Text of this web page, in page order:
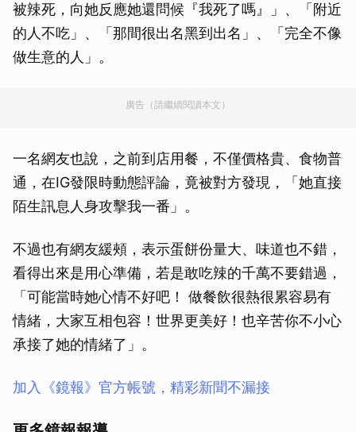
被辣死，向她反應她還問候『我死了嗎』」、「附近
的人不吃」、「那間很出名黑到出名」、「完全不像
做生意的人」。
廣告（請繼續閱讀本文）
一名網友也說，之前到店用餐，不僅價格貴、食物普
通，在IG發限時動態評論，竟被對方發現，「她直接
陌生訊息人身攻擊我一番」。
不過也有網友緩頰，表示蛋餅份量大、味道也不錯，
看得出來是用心準備，若是敢吃辣的千萬不要錯過，
「可能當時她心情不好吧！ 做餐飲很熱很累容易有
情緒，大家互相包容！世界更美好！也辛苦你不小心
承接了她的情緒了」。
加入《鏡報》官方帳號，精彩新聞不漏接